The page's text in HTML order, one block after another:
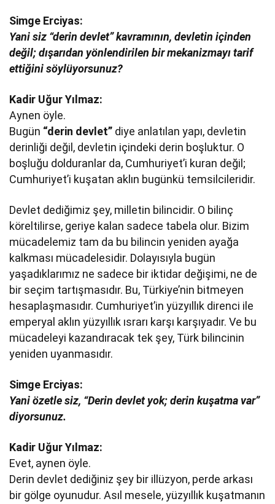
Simge Erciyas:
Yani siz “derin devlet” kavramının, devletin içinden
değil; dışarıdan yönlendirilen bir mekanizmayı tarif
ettiğini söylüyorsunuz?
Kadir Uğur Yılmaz:
Aynen öyle.
Bugün “derin devlet” diye anlatılan yapı, devletin
derinliği değil, devletin içindeki derin boşluktur. O
boşluğu dolduranlar da, Cumhuriyet’i kuran değil;
Cumhuriyet’i kuşatan aklın bugünkü temsilcileridir.
Devlet dediğimiz şey, milletin bilincidir. O bilinç
köreltilirse, geriye kalan sadece tabela olur. Bizim
mücadelemiz tam da bu bilincin yeniden ayağa
kalkması mücadelesidir. Dolayısıyla bugün
yaşadıklarımız ne sadece bir iktidar değişimi, ne de
bir seçim tartışmasıdır. Bu, Türkiye’nin bitmeyen
hesaplaşmasıdır. Cumhuriyet’in yüzyıllık direnci ile
emperyal aklın yüzyıllık ısrarı karşı karşıyadır. Ve bu
mücadeleyi kazandıracak tek şey, Türk bilincinin
yeniden uyanmasıdır.
Simge Erciyas:
Yani özetle siz, “Derin devlet yok; derin kuşatma var”
diyorsunuz.
Kadir Uğur Yılmaz:
Evet, aynen öyle.
Derin devlet dediğiniz şey bir illüzyon, perde arkası
bir gölge oyunudur. Asıl mesele, yüzyıllık kuşatmanın